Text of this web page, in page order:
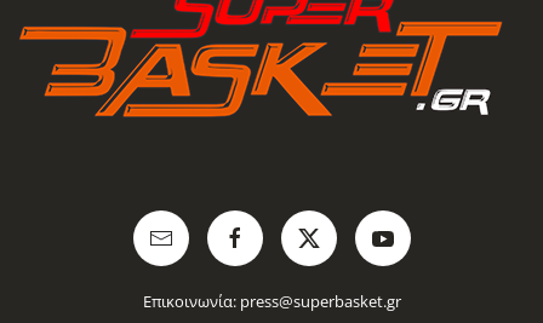
Επικοινωνία: press@superbasket.gr